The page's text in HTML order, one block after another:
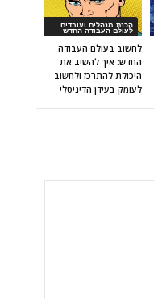
הכנת מנהלים ועובדים
לעולם העבודה החדש
לחשוב בעולם העבודה
החדש: איך להשיב את
היכולת להתרכז ולחשוב
לעומק בעידן הדיגיטלי